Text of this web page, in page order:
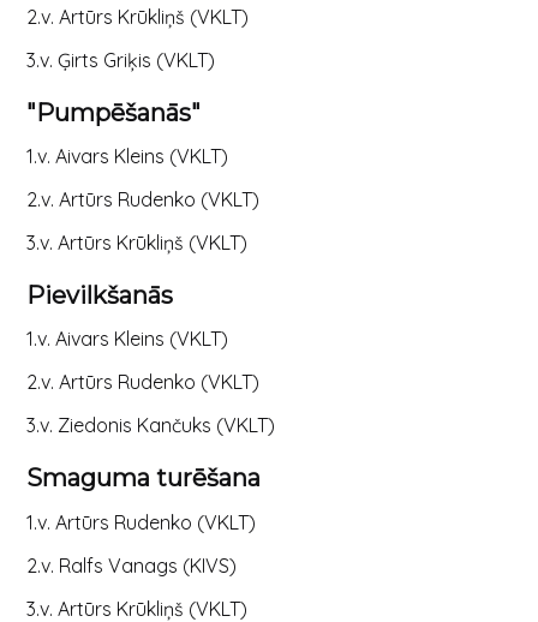
2.v. Artūrs Krūkliņš (VKLT)
3.v. Ģirts Griķis (VKLT)
"Pumpēšanās"
1.v. Aivars Kleins (VKLT)
2.v. Artūrs Rudenko (VKLT)
3.v. Artūrs Krūkliņš (VKLT)
Pievilkšanās
1.v. Aivars Kleins (VKLT)
2.v. Artūrs Rudenko (VKLT)
3.v. Ziedonis Kančuks (VKLT)
Smaguma turēšana
1.v. Artūrs Rudenko (VKLT)
2.v. Ralfs Vanags (KIVS)
3.v. Artūrs Krūkliņš (VKLT)